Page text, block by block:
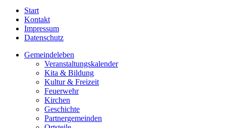
Start
Kontakt
Impressum
Datenschutz
Gemeindeleben
Veranstaltungskalender
Kita & Bildung
Kultur & Freizeit
Feuerwehr
Kirchen
Geschichte
Partnergemeinden